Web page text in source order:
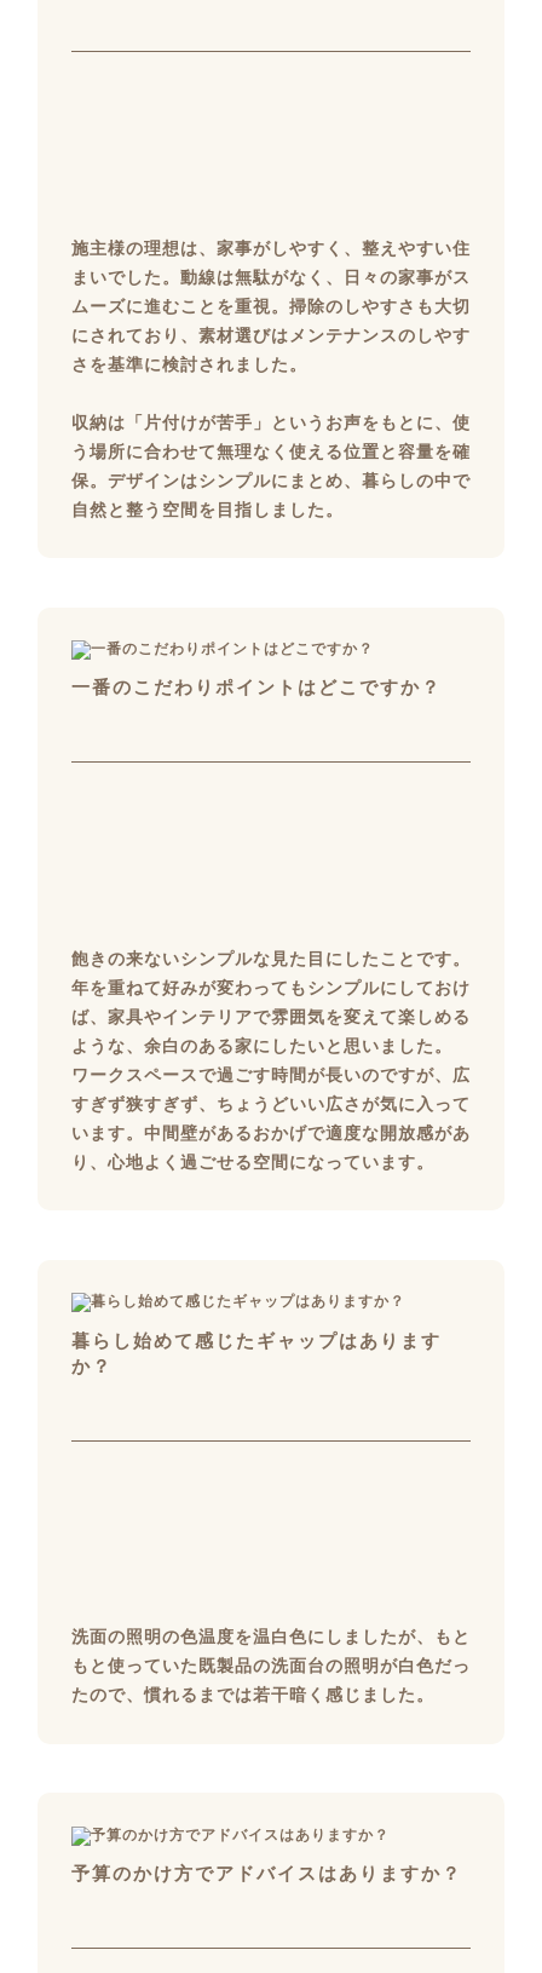
施主様の理想は、家事がしやすく、整えやすい住
まいでした。動線は無駄がなく、日々の家事がス
ムーズに進むことを重視。掃除のしやすさも大切
にされており、素材選びはメンテナンスのしやす
さを基準に検討されました。
収納は「片付けが苦手」というお声をもとに、使
う場所に合わせて無理なく使える位置と容量を確
保。デザインはシンプルにまとめ、暮らしの中で
自然と整う空間を目指しました。
一番のこだわりポイントはどこですか？
飽きの来ないシンプルな見た目にしたことです。
年を重ねて好みが変わってもシンプルにしておけ
ば、家具やインテリアで雰囲気を変えて楽しめる
ような、余白のある家にしたいと思いました。
ワークスペースで過ごす時間が長いのですが、広
すぎず狭すぎず、ちょうどいい広さが気に入って
います。中間壁があるおかげで適度な開放感があ
り、心地よく過ごせる空間になっています。
暮らし始めて感じたギャップはあります
か？
洗面の照明の色温度を温白色にしましたが、もと
もと使っていた既製品の洗面台の照明が白色だっ
たので、慣れるまでは若干暗く感じました。
予算のかけ方でアドバイスはありますか？